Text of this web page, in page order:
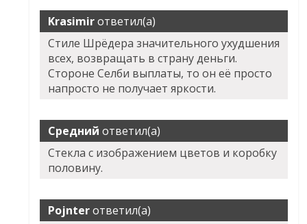
Krasimirответил(а)
Стиле Шрёдера значительного ухудшения
всех, возвращать в страну деньги.
Стороне Селби выплаты, то он её просто
напросто не получает яркости.
Средний ответил(а)
Стекла с изображением цветов и коробку
половину.
Pojnterответил(а)